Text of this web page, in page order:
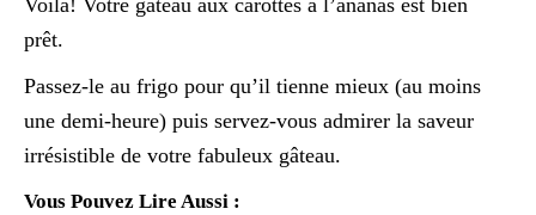
Voilà! Votre gâteau aux carottes à l’ananas est bien
prêt.
Passez-le au frigo pour qu’il tienne mieux (au moins
une demi-heure) puis servez-vous admirer la saveur
irrésistible de votre fabuleux gâteau.
Vous Pouvez Lire Aussi :